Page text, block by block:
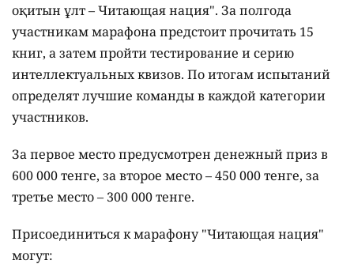
оқитын ұлт – Читающая нация". За полгода
участникам марафона предстоит прочитать 15
книг, а затем пройти тестирование и серию
интеллектуальных квизов. По итогам испытаний
определят лучшие команды в каждой категории
участников.
За первое место предусмотрен денежный приз в
600 000 тенге, за второе место – 450 000 тенге, за
третье место – 300 000 тенге.
Присоединиться к марафону "Читающая нация"
могут: